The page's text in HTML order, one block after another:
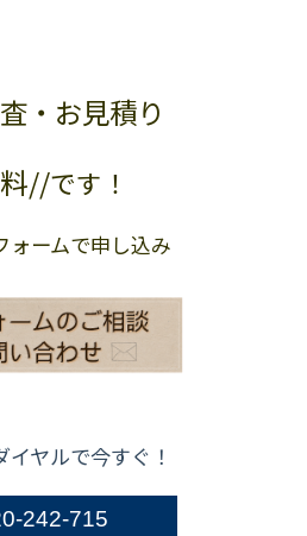
・お見積り
//です！
ォームで申し込み
イヤルで今すぐ！
242-715